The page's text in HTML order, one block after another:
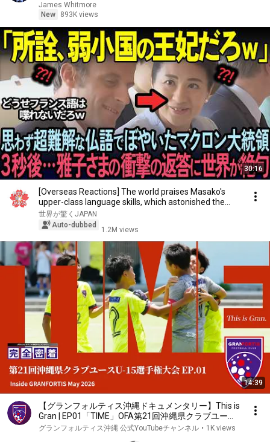
James Whitmore
New
893K views
30:16
[Overseas Reactions] The world praises Masako's
upper-class language skills, which astonished the...
世界が驚くJAPAN
Auto-dubbed
1.2M views
14:39
【グランフォルティス沖縄ドキュメンタリー】This is
Gran | EP01「TIME」OFA第21回沖縄県クラブユース
U-15サッカー選手権大会― 準決勝、そして決勝へ ―
グランフォルティス沖縄 公式YouTubeチャンネル • 1K views